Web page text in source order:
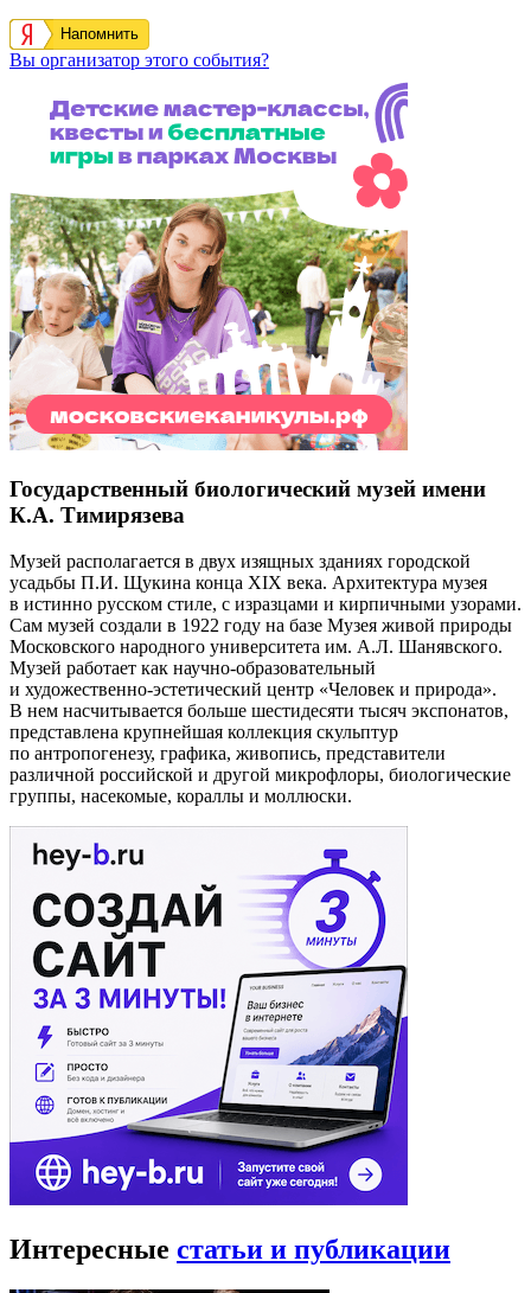
Напомнить
Вы организатор этого события?
Государственный биологический музей имени
К.А. Тимирязева
Музей располагается в двух изящных зданиях городской
усадьбы П.И. Щукина конца XIX века. Архитектура музея
в истинно русском стиле, с изразцами и кирпичными узорами.
Сам музей создали в 1922 году на базе Музея живой природы
Московского народного университета им. А.Л. Шанявского.
Музей работает как научно-образовательный
и художественно-эстетический центр «Человек и природа».
В нем насчитывается больше шестидесяти тысяч экспонатов,
представлена крупнейшая коллекция скульптур
по антропогенезу, графика, живопись, представители
различной российской и другой микрофлоры, биологические
группы, насекомые, кораллы и моллюски.
Интересные статьи и публикации